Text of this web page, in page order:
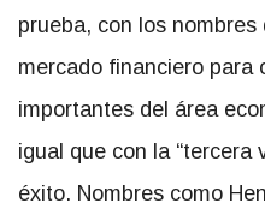
prueba, con los nombres
mercado financiero para
importantes del área
igual que con la “tercera
éxito. Nombres como